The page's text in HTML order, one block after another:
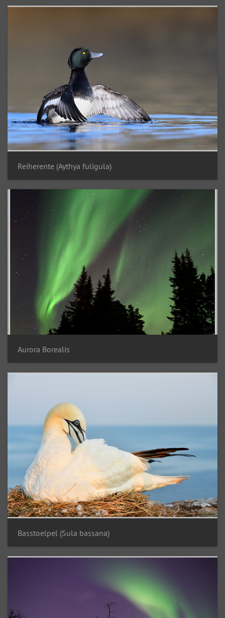
Reiherente (Aythya fuligula)
Aurora Borealis
Basstoelpel (Sula bassana)